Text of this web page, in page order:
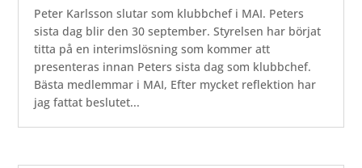
Peter Karlsson slutar som klubbchef i MAI. Peters
sista dag blir den 30 september. Styrelsen har börjat
titta på en interimslösning som kommer att
presenteras innan Peters sista dag som klubbchef.
Bästa medlemmar i MAI, Efter mycket reflektion har
jag fattat beslutet...